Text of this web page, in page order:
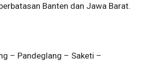
Banten dan Jawa Barat.
– Pandeglang – Saketi –